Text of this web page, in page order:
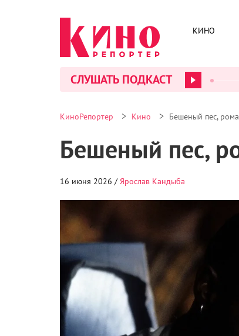
КИНО
СЛУШАТЬ ПОДКАСТ
КиноРепортер > Кино > Бешеный пес,
Бешеный пес,
16 июня 2026 /Ярослав Кандыба